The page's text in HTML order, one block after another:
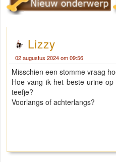
Lizzy
02 augustus 2024 om 09:56
Misschien een stomme vraag
Hoe vang ik het beste urine op
teefje?
Voorlangs of achterlangs?